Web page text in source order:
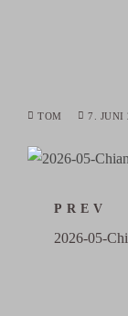
TOM 7. JUNI
PREV
2026-05-